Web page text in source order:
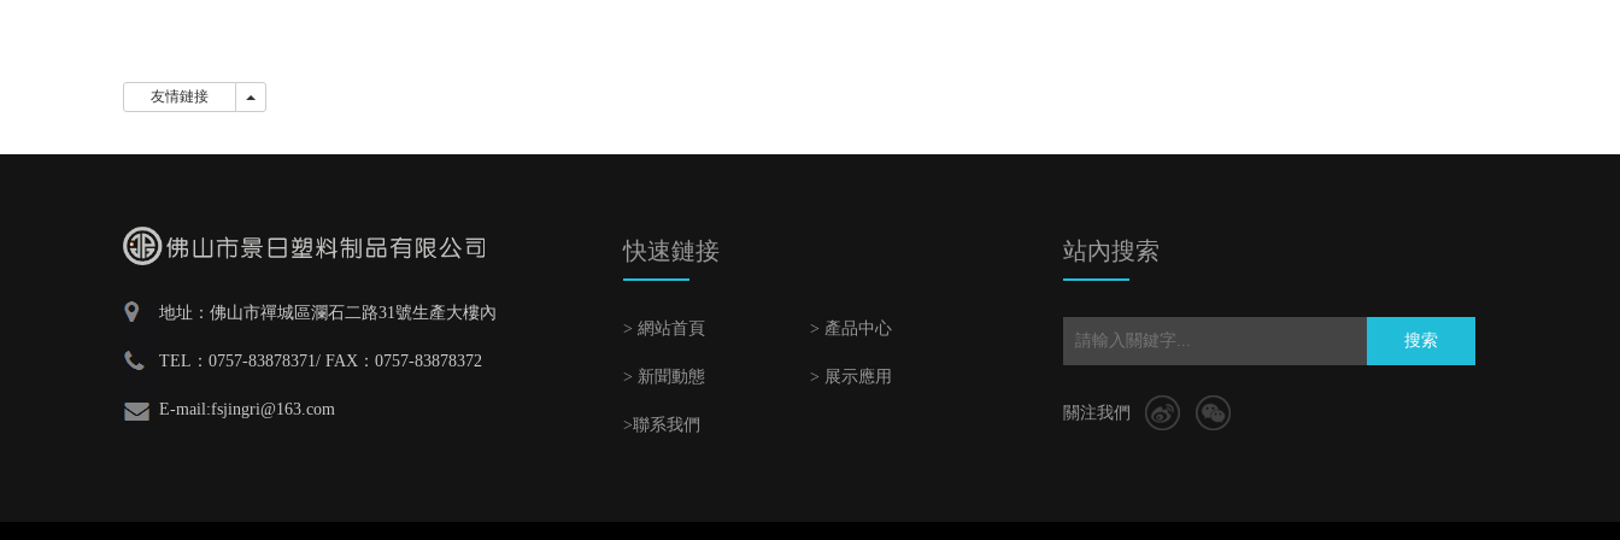
友情鏈接
地址：佛山市禪城區瀾石二路31號生產大樓內
TEL：0757-83878371/ FAX：0757-83878372
E-mail:fsjingri@163.com
快速鏈接
> 網站首頁 > 產品中心
> 新聞動態 > 展示應用
>聯系我們
站內搜索
搜索
關注我們